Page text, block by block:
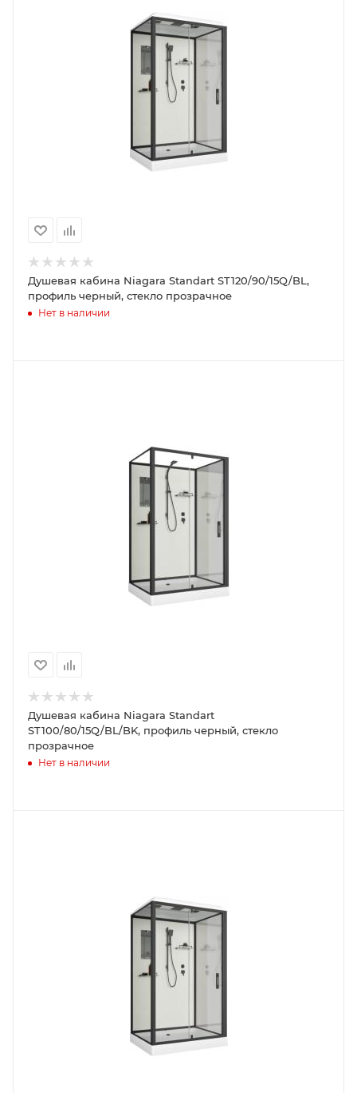
Душевая кабина Niagara Standart ST120/90/15Q/BL,
профиль черный, стекло прозрачное
Нет в наличии
Душевая кабина Niagara Standart
ST100/80/15Q/BL/BK, профиль черный, стекло
прозрачное
Нет в наличии